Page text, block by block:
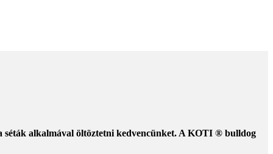
séták alkalmával öltöztetni kedvencünket. A KOTI ® bulldog